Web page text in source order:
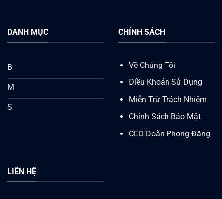
DANH MỤC
B
M
S
CHÍNH SÁCH
Về Chúng Tôi
Điều Khoản Sử Dụng
Miễn Trừ Trách Nhiệm
Chính Sách Bảo Mật
CEO Doãn Phong Đăng
LIÊN HỆ